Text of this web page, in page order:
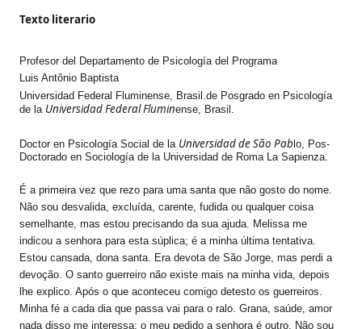
Texto literario
Profesor del Departamento de Psicología del Programa
Luis Antônio Baptista
Universidad Federal Fluminense, Brasil.de Posgrado en Psicología
de la Universidad Federal Fluminense, Brasil.
Doctor en Psicología Social de la Universidad de São Pab lo, Pos-
Doctorado en Sociología de la Universidad de Roma La Sapienza.
É a primeira vez que rezo para uma santa que não gosto do nome.
Não sou desvalida, excluída, carente, fudida ou qualquer coisa
semelhante, mas estou precisando da sua ajuda. Melissa me
indicou a senhora para esta súplica; é a minha última tentativa.
Estou cansada, dona santa. Era devota de São Jorge, mas perdi a
devoção. O santo guerreiro não existe mais na minha vida, depois
lhe explico. Após o que aconteceu comigo detesto os guerreiros.
Minha fé a cada dia que passa vai para o ralo. Grana, saúde, amor
nada disso me interessa; o meu pedido a senhora é outro. Não sou